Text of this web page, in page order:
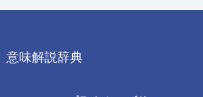
意味解説辞典